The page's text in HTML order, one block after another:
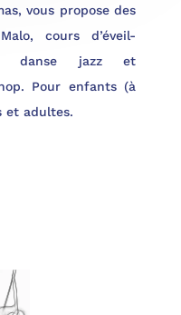
vous propose des
cours d’éveil-
danse jazz et
Pour enfants (à
et adultes.